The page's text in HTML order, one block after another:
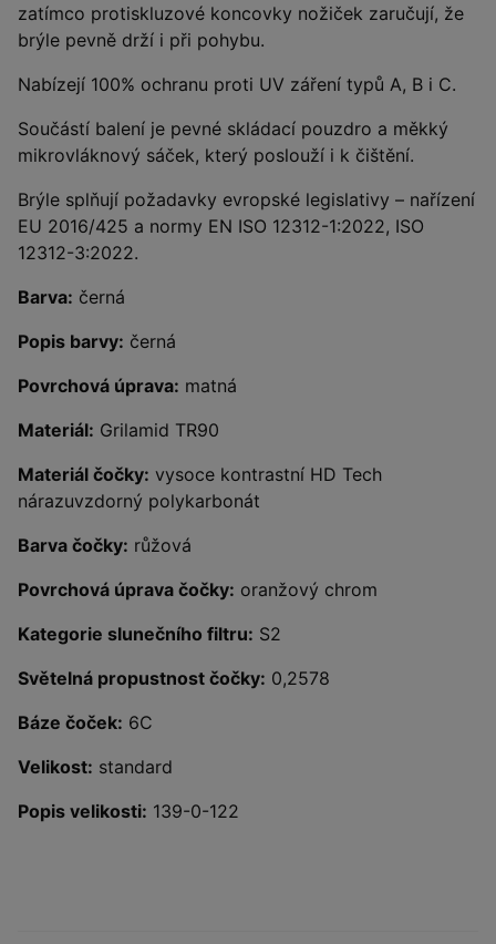
zatímco protiskluzové koncovky nožiček zaručují, že
brýle pevně drží i při pohybu.
Nabízejí 100% ochranu proti UV záření typů A, B i C.
Součástí balení je pevné skládací pouzdro a měkký
mikrovláknový sáček, který poslouží i k čištění.
Brýle splňují požadavky evropské legislativy – nařízení
EU 2016/425 a normy EN ISO 12312-1:2022, ISO
12312-3:2022.
Barva: černá
Popis barvy: černá
Povrchová úprava: matná
Materiál: Grilamid TR90
Materiál čočky: vysoce kontrastní HD Tech
nárazuvzdorný polykarbonát
Barva čočky: růžová
Povrchová úprava čočky: oranžový chrom
Kategorie slunečního filtru: S2
Světelná propustnost čočky: 0,2578
Báze čoček: 6C
Velikost: standard
Popis velikosti: 139-0-122